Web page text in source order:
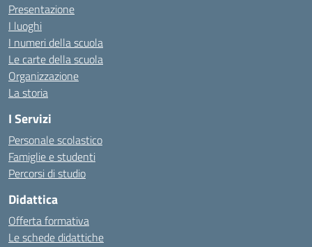
Presentazione
I luoghi
I numeri della scuola
Le carte della scuola
Organizzazione
La storia
I Servizi
Personale scolastico
Famiglie e studenti
Percorsi di studio
Didattica
Offerta formativa
Le schede didattiche